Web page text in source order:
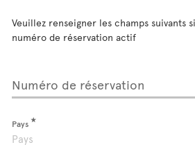
Veuillez renseigner les champs suivants
numéro de réservation actif
Numéro de réservation
Pays